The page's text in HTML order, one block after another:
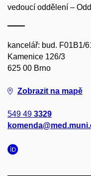
vedoucí oddělení –
kancelář: bud. F01B1/
Kamenice 126/3
625 00 Brno
Zobrazit na mapě
549 49 3329